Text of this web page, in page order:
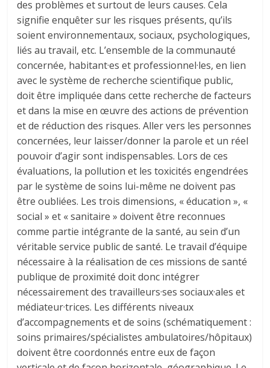
des problèmes et surtout de leurs causes. Cela
signifie enquêter sur les risques présents, qu’ils
soient environnementaux, sociaux, psychologiques,
liés au travail, etc. L’ensemble de la communauté
concernée, habitant·es et professionnel·les, en lien
avec le système de recherche scientifique public,
doit être impliquée dans cette recherche de facteurs
et dans la mise en œuvre des actions de prévention
et de réduction des risques. Aller vers les personnes
concernées, leur laisser/donner la parole et un réel
pouvoir d’agir sont indispensables. Lors de ces
évaluations, la pollution et les toxicités engendrées
par le système de soins lui-même ne doivent pas
être oubliées. Les trois dimensions, « éducation », «
social » et « sanitaire » doivent être reconnues
comme partie intégrante de la santé, au sein d’un
véritable service public de santé. Le travail d’équipe
nécessaire à la réalisation de ces missions de santé
publique de proximité doit donc intégrer
nécessairement des travailleurs·ses sociaux·ales et
médiateur·trices. Les différents niveaux
d’accompagnements et de soins (schématiquement :
soins primaires/spécialistes ambulatoires/hôpitaux)
doivent être coordonnés entre eux de façon